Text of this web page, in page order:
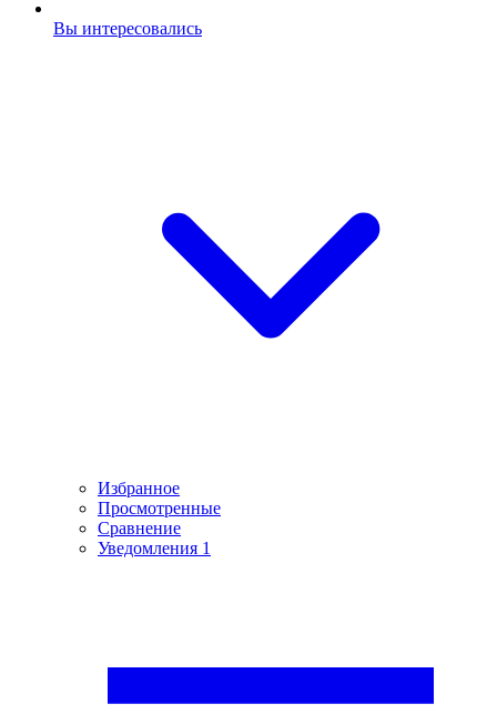
Вы интересовались
Избранное
Просмотренные
Сравнение
Уведомления 1